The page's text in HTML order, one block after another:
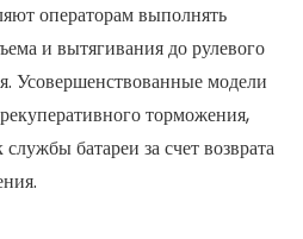
операторам выполнять
и вытягивания до рулевого
Усовершенствованные модели
торможения,
батареи за счет возврата